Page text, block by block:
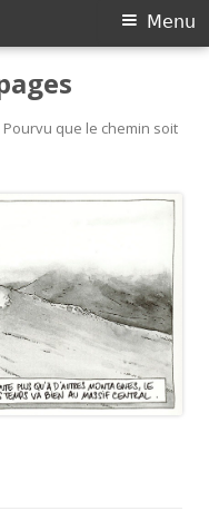
que le chemin soit
Menu